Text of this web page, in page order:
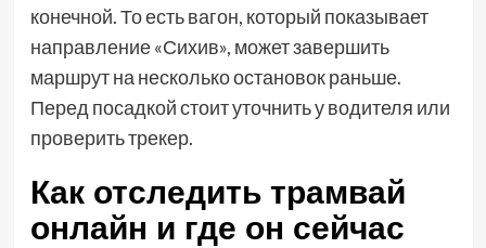
конечной. То есть вагон, который показывает
направление «Сихив», может завершить
маршрут на несколько остановок раньше.
Перед посадкой стоит уточнить у водителя или
проверить трекер.
Как отследить трамвай
онлайн и где он сейчас